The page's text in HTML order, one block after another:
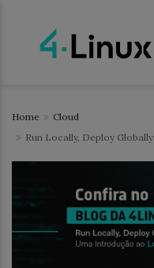
Home
Cloud
Run Locally, Deploy